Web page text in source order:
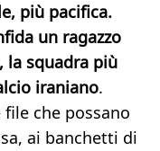
più pacifica.
un ragazzo
la squadra più
iraniano.
che possano
ai banchetti di